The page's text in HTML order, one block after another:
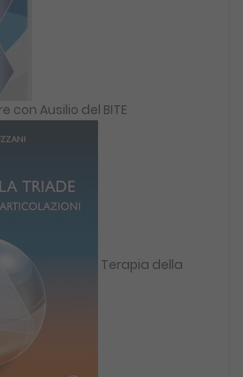
con Ausilio del BITE
Terapia della